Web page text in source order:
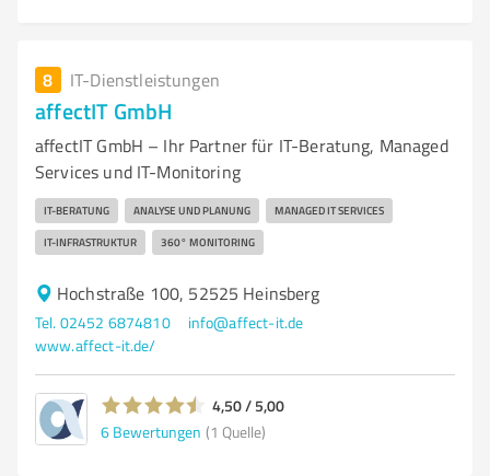
8 IT-Dienstleistungen
affectIT GmbH
affectIT GmbH – Ihr Partner für IT-Beratung, Managed
Services und IT-Monitoring
IT-BERATUNG ANALYSE UND PLANUNG MANAGED IT SERVICES
IT-INFRASTRUKTUR 360° MONITORING
Hochstraße 100, 52525 Heinsberg
Tel. 02452 6874810
info@affect-it.de
www.affect-it.de/
4,50 / 5,00
6 Bewertungen (1 Quelle)